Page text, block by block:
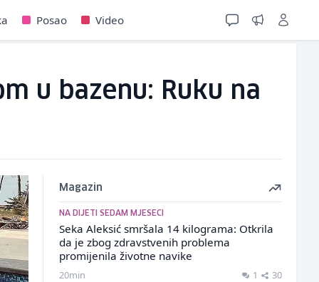
Posao Video
u bazenu: Ruku na
Magazin
NA DIJETI SEDAM MJESECI
Seka Aleksić smršala 14 kilograma: Otkrila
da je zbog zdravstvenih problema
promijenila životne navike
20min 1 30